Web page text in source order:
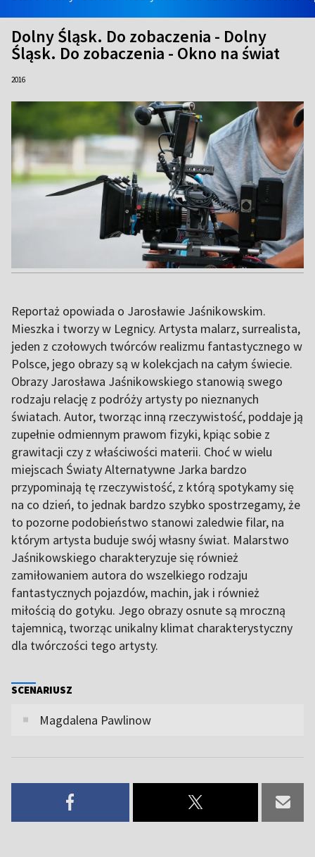
Dolny Śląsk. Do zobaczenia - Dolny
Śląsk. Do zobaczenia - Okno na świat
2016
Reportaż opowiada o Jarosławie Jaśnikowskim.
Mieszka i tworzy w Legnicy. Artysta malarz, surrealista,
jeden z czołowych twórców realizmu fantastycznego w
Polsce, jego obrazy są w kolekcjach na całym świecie.
Obrazy Jarosława Jaśnikowskiego stanowią swego
rodzaju relację z podróży artysty po nieznanych
światach. Autor, tworząc inną rzeczywistość, poddaje ją
zupełnie odmiennym prawom fizyki, kpiąc sobie z
grawitacji czy z właściwości materii. Choć w wielu
miejscach Światy Alternatywne Jarka bardzo
przypominają tę rzeczywistość, z którą spotykamy się
na co dzień, to jednak bardzo szybko spostrzegamy, że
to pozorne podobieństwo stanowi zaledwie filar, na
którym artysta buduje swój własny świat. Malarstwo
Jaśnikowskiego charakteryzuje się również
zamiłowaniem autora do wszelkiego rodzaju
fantastycznych pojazdów, machin, jak i również
miłością do gotyku. Jego obrazy osnute są mroczną
tajemnicą, tworząc unikalny klimat charakterystyczny
dla twórczości tego artysty.
SCENARIUSZ
Magdalena Pawlinow